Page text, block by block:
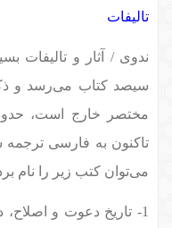
تالیفات
ندوی / آثار و تالیفات
سیصد کتاب می‌رسد و
مختصر خارج است،
تاکنون به فارسی ترجمه
می‌توان کتب زیر را نام
1- تاریخ دعوت و